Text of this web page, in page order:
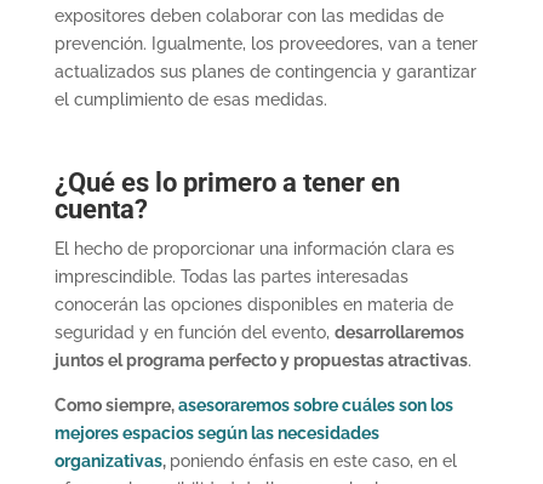
expositores deben colaborar con las medidas de
prevención. Igualmente, los proveedores, van a tener
actualizados sus planes de contingencia y garantizar
el cumplimiento de esas medidas.
¿Qué es lo primero a tener en
cuenta?
El hecho de proporcionar una información clara es
imprescindible. Todas las partes interesadas
conocerán las opciones disponibles en materia de
seguridad y en función del evento, desarrollaremos
juntos el programa perfecto y propuestas atractivas.
Como siempre,asesoraremos sobre cuáles son los
mejores espacios según las necesidades
organizativas, poniendo énfasis en este caso, en el